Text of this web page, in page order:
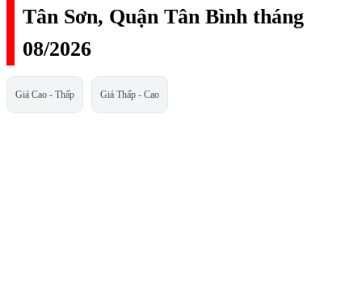
Tân Sơn, Quận Tân Bình tháng
08/2026
Giá Cao - Thấp Giá Thấp - Cao